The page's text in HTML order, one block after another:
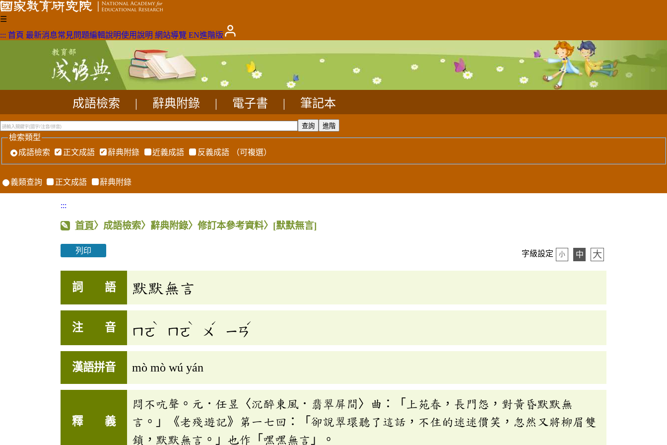
☰
::: 首頁 最新消息常見問題編輯說明使用說明 網站導覽 EN進階版
成語檢索 辭典附錄 電子書 筆記本
檢索類型
成語檢索
正文成語 辭典附錄 近義成語 反義成語 （可複選）
義類查詢 正文成語 辭典附錄
:::
首頁〉成語檢索〉辭典附錄〉修訂本參考資料〉 [默默無言]
列印 字級設定 小 中 大
詞 語 默默無言
注 音 ㄇㄛ
ˋ
ㄇㄛ
ˋ
ㄨ
ˊ
ㄧㄢ
ˊ
漢語拼音 mò mò wú yán
釋 義
悶不吭聲。元．任昱〈沉醉東風．翡翠屏間〉曲：「上苑春，長門怨，對黃昏默默無
言。」《老殘遊記》第一七回：「卻說翠環聽了這話，不住的迷迷價笑，忽然又將柳眉雙
鎖，默默無言。」也作「嘿嘿無言」。